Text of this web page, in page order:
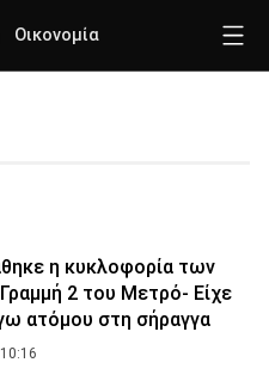
Οικονομία
η κυκλοφορία των
2 του Μετρό- Είχε
ατόμου στη σήραγγα